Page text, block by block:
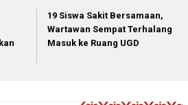
19 Siswa Sakit Bersamaan,
Wartawan Sempat Terhalang
Masuk ke Ruang UGD